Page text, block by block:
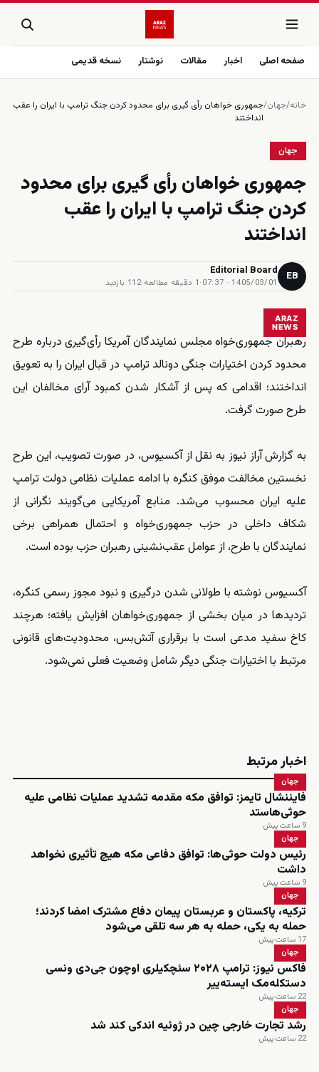
صفحه اصلی اخبار مقالات نوشتار نسخه قدیمی
خانه/جهان/جمهورى خواهان رأى گيرى براى محدود كردن جنگ ترامپ با ايران را عقب
انداختند
جهان
جمهورى خواهان رأى گيرى براى محدود
كردن جنگ ترامپ با ايران را عقب
انداختند
EB
Editorial Board
1405/03/01 · 07:37
·1 دقیقه مطالعه ·112 بازدید
ARAZ
NEWS
رهبران جمهوری‌خواه مجلس نمایندگان آمریکا رأی‌گیری درباره طرح
محدود کردن اختیارات جنگی دونالد ترامپ در قبال ایران را به تعویق
انداختند؛ اقدامی که پس از آشکار شدن کمبود آرای مخالفان این
طرح صورت گرفت.
به گزارش آراز نیوز به نقل از آکسیوس، در صورت تصویب، این طرح
نخستین مخالفت موفق کنگره با ادامه عملیات نظامی دولت ترامپ
علیه ایران محسوب می‌شد. منابع آمریکایی می‌گویند نگرانی از
شکاف داخلی در حزب جمهوری‌خواه و احتمال همراهی برخی
نمایندگان با طرح، از عوامل عقب‌نشینی رهبران حزب بوده است.
آکسیوس نوشته با طولانی شدن درگیری و نبود مجوز رسمی کنگره،
تردیدها در میان بخشی از جمهوری‌خواهان افزایش یافته؛ هرچند
کاخ سفید مدعی است با برقراری آتش‌بس، محدودیت‌های قانونی
مرتبط با اختیارات جنگی دیگر شامل وضعیت فعلی نمی‌شود.
اخبار مرتبط
جهان
فایننشال تایمز: توافق مکه مقدمه تشدید عملیات نظامی علیه
حوثی‌هاستد
9 ساعت پیش
جهان
رئیس دولت حوثی‌ها: توافق دفاعی مکه هیچ تأثیری نخواهد
داشت
9 ساعت پیش
جهان
ترکیه، پاکستان و عربستان پیمان دفاع مشترک امضا کردند؛
حمله به یکی، حمله به هر سه تلقی می‌شود
17 ساعت پیش
جهان
فاکس نیوز: ترامپ ۲۰۲۸ سئچکیلری اوچون جی‌دی ونسی
دستکله‌مک ایسته‌ییر
22 ساعت پیش
جهان
رشد تجارت خارجی چین در ژوئیه اندکی کند شد
22 ساعت پیش